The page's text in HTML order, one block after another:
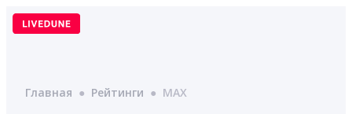
Перейти
Главная ● Рейтинги ● MAX